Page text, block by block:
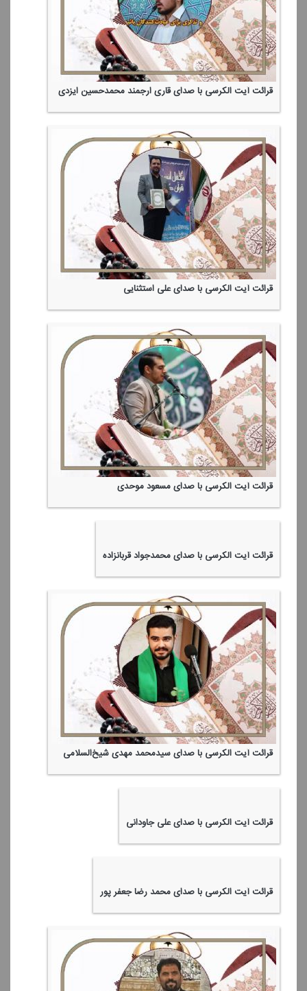
قرائت آیت الكرسی با صدای قاری ارجمند محمدحسین ایزدی
قرائت آیت الكرسی با صدای علی استثنایی
قرائت آیت الكرسی با صدای مسعود موحدی
قرائت آیت الكرسی با صدای محمدجواد قربانزاده
قرائت آیت الكرسی با صدای سیدمحمد مهدی‌ شیخ‌السلامی
قرائت آیت الكرسی با صدای علی جاودانی
قرائت آیت الكرسی با صدای محمد رضا جعفر پور